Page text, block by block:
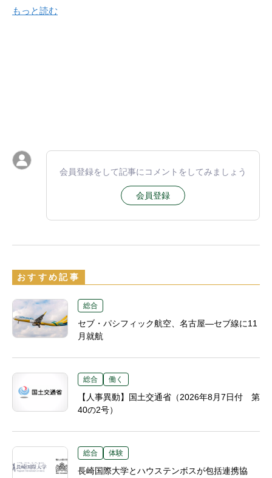
もっと読む
会員登録をして記事にコメントをしてみましょう
会員登録
おすすめ記事
総合
セブ・パシフィック航空、名古屋―セブ線に11
月就航
総合 働く
【人事異動】国土交通省（2026年8月7日付 第
40の2号）
総合 体験
長崎国際大学とハウステンボスが包括連携協